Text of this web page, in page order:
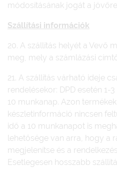
módosításának jogát a
Szállítási információk
20. A szállítás helyét a Vevő
meg, mely a számlázási
21. A szállítás várható ideje
rendelésekor: DPD esetén 1-
10 munkanap. Azon
készletinformáció nincsen
idő a 10 munkanapot is
lehetősége van arra, hogy a
megjelenítse és a
Esetlegesen hosszabb